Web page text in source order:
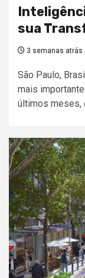
sua
3 semanas atrás
São Paulo,
mais
últimos meses,